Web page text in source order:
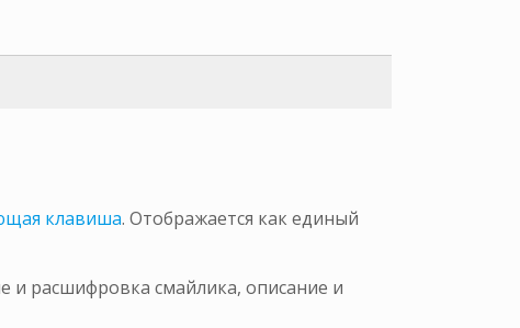
клавиша. Отображается как единый
и расшифровка смайлика, описание и